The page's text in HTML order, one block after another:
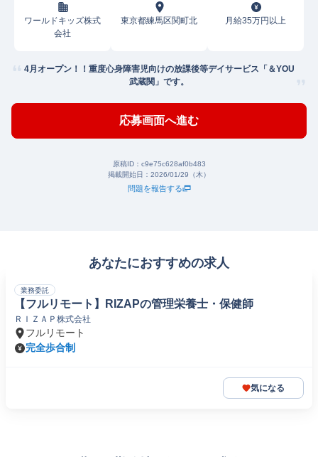
ワールドキッズ株式
会社
東京都練馬区関町北 月給35万円以上
4月オープン！！重度心身障害児向けの放課後等デイサービス「＆YOU
武蔵関」です。
応募画面へ進む
原稿ID： c9e75c628af0b483
掲載開始日： 2026/01/29（木）
問題を報告する
あなたにおすすめの求人
業務委託
【フルリモート】RIZAPの管理栄養士・保健師
ＲＩＺＡＰ株式会社
フルリモート
完全歩合制
気になる